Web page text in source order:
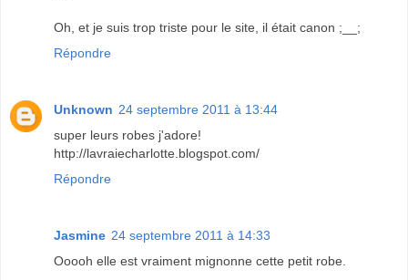
Oh, et je suis trop triste pour le site, il était canon ;__;
Répondre
Unknown 24 septembre 2011 à 13:44
super leurs robes j'adore!
http://lavraiecharlotte.blogspot.com/
Répondre
Jasmine 24 septembre 2011 à 14:33
Ooooh elle est vraiment mignonne cette petit robe.